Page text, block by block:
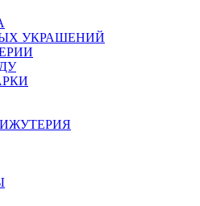
УКРАШЕНИЙ